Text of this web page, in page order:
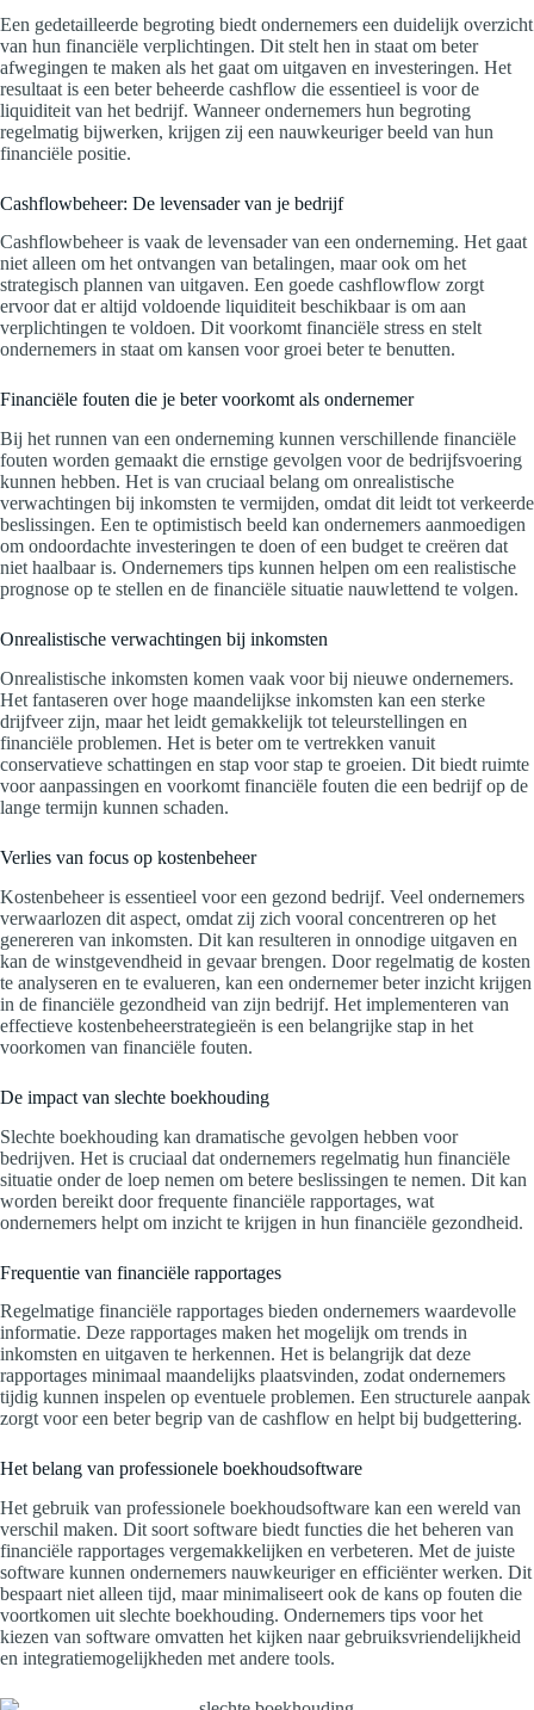
Een gedetailleerde begroting biedt ondernemers een duidelijk overzicht
van hun financiële verplichtingen. Dit stelt hen in staat om beter
afwegingen te maken als het gaat om uitgaven en investeringen. Het
resultaat is een beter beheerde cashflow die essentieel is voor de
liquiditeit van het bedrijf. Wanneer ondernemers hun begroting
regelmatig bijwerken, krijgen zij een nauwkeuriger beeld van hun
financiële positie.
Cashflowbeheer: De levensader van je bedrijf
Cashflowbeheer is vaak de levensader van een onderneming. Het gaat
niet alleen om het ontvangen van betalingen, maar ook om het
strategisch plannen van uitgaven. Een goede cashflowflow zorgt
ervoor dat er altijd voldoende liquiditeit beschikbaar is om aan
verplichtingen te voldoen. Dit voorkomt financiële stress en stelt
ondernemers in staat om kansen voor groei beter te benutten.
Financiële fouten die je beter voorkomt als ondernemer
Bij het runnen van een onderneming kunnen verschillende financiële
fouten worden gemaakt die ernstige gevolgen voor de bedrijfsvoering
kunnen hebben. Het is van cruciaal belang om onrealistische
verwachtingen bij inkomsten te vermijden, omdat dit leidt tot verkeerde
beslissingen. Een te optimistisch beeld kan ondernemers aanmoedigen
om ondoordachte investeringen te doen of een budget te creëren dat
niet haalbaar is. Ondernemers tips kunnen helpen om een realistische
prognose op te stellen en de financiële situatie nauwlettend te volgen.
Onrealistische verwachtingen bij inkomsten
Onrealistische inkomsten komen vaak voor bij nieuwe ondernemers.
Het fantaseren over hoge maandelijkse inkomsten kan een sterke
drijfveer zijn, maar het leidt gemakkelijk tot teleurstellingen en
financiële problemen. Het is beter om te vertrekken vanuit
conservatieve schattingen en stap voor stap te groeien. Dit biedt ruimte
voor aanpassingen en voorkomt financiële fouten die een bedrijf op de
lange termijn kunnen schaden.
Verlies van focus op kostenbeheer
Kostenbeheer is essentieel voor een gezond bedrijf. Veel ondernemers
verwaarlozen dit aspect, omdat zij zich vooral concentreren op het
genereren van inkomsten. Dit kan resulteren in onnodige uitgaven en
kan de winstgevendheid in gevaar brengen. Door regelmatig de kosten
te analyseren en te evalueren, kan een ondernemer beter inzicht krijgen
in de financiële gezondheid van zijn bedrijf. Het implementeren van
effectieve kostenbeheerstrategieën is een belangrijke stap in het
voorkomen van financiële fouten.
De impact van slechte boekhouding
Slechte boekhouding kan dramatische gevolgen hebben voor
bedrijven. Het is cruciaal dat ondernemers regelmatig hun financiële
situatie onder de loep nemen om betere beslissingen te nemen. Dit kan
worden bereikt door frequente financiële rapportages, wat
ondernemers helpt om inzicht te krijgen in hun financiële gezondheid.
Frequentie van financiële rapportages
Regelmatige financiële rapportages bieden ondernemers waardevolle
informatie. Deze rapportages maken het mogelijk om trends in
inkomsten en uitgaven te herkennen. Het is belangrijk dat deze
rapportages minimaal maandelijks plaatsvinden, zodat ondernemers
tijdig kunnen inspelen op eventuele problemen. Een structurele aanpak
zorgt voor een beter begrip van de cashflow en helpt bij budgettering.
Het belang van professionele boekhoudsoftware
Het gebruik van professionele boekhoudsoftware kan een wereld van
verschil maken. Dit soort software biedt functies die het beheren van
financiële rapportages vergemakkelijken en verbeteren. Met de juiste
software kunnen ondernemers nauwkeuriger en efficiënter werken. Dit
bespaart niet alleen tijd, maar minimaliseert ook de kans op fouten die
voortkomen uit slechte boekhouding. Ondernemers tips voor het
kiezen van software omvatten het kijken naar gebruiksvriendelijkheid
en integratiemogelijkheden met andere tools.